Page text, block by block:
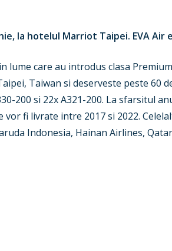
la hotelul Marriot Taipei. EVA Air
lume care au introdus clasa
Taiwan si deserveste peste 60
200 si 22x A321-200. La sfarsitul
vor fi livrate intre 2017 si 2022.
Indonesia, Hainan Airlines,